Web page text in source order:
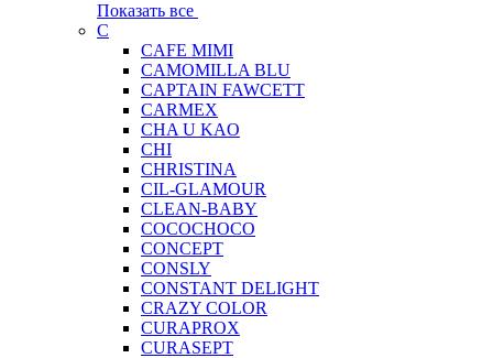
Показать все
C
CAFE MIMI
CAMOMILLA BLU
CAPTAIN FAWCETT
CARMEX
CHA U KAO
CHI
CHRISTINA
CIL-GLAMOUR
CLEAN-BABY
COCOCHOCO
CONCEPT
CONSLY
CONSTANT DELIGHT
CRAZY COLOR
CURAPROX
CURASEPT